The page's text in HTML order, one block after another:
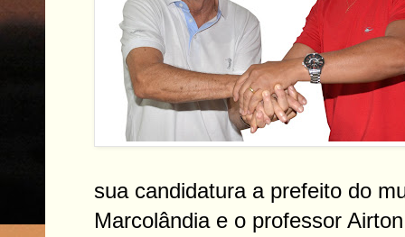
sua candidatura a prefeito do
Marcolândia e o professor